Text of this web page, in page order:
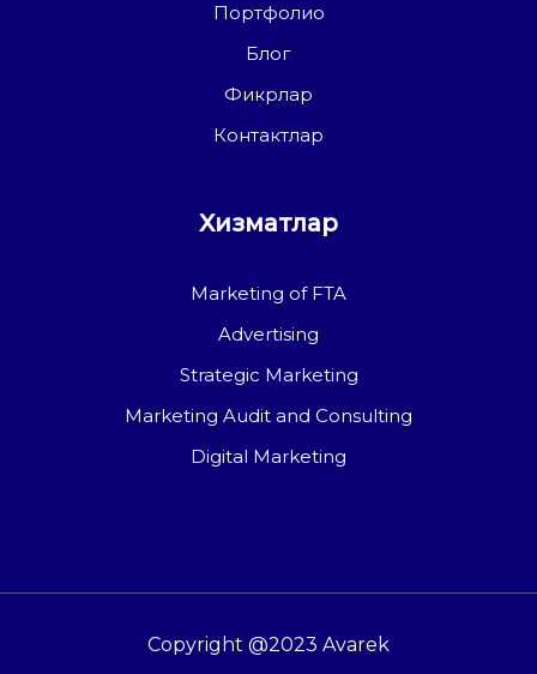
Портфолио
Блог
Фикрлар
Контактлар
Хизматлар
Marketing of FTA
Advertising
Strategic Marketing
Marketing Audit and Consulting
Digital Marketing
Copyright @2023 Avarek